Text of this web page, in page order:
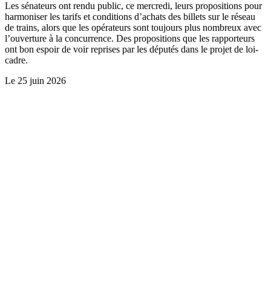
Les sénateurs ont rendu public, ce mercredi, leurs propositions pour
harmoniser les tarifs et conditions d’achats des billets sur le réseau
de trains, alors que les opérateurs sont toujours plus nombreux avec
l’ouverture à la concurrence. Des propositions que les rapporteurs
ont bon espoir de voir reprises par les députés dans le projet de loi-
cadre.
Le 25 juin 2026